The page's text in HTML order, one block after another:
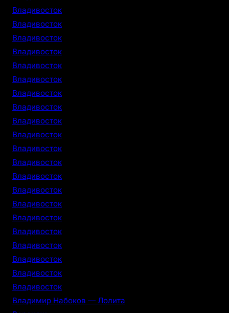
Владивосток
Владивосток
Владивосток
Владивосток
Владивосток
Владивосток
Владивосток
Владивосток
Владивосток
Владивосток
Владивосток
Владивосток
Владивосток
Владивосток
Владивосток
Владивосток
Владивосток
Владивосток
Владивосток
Владивосток
Владивосток
Владимир Набоков — Лолита